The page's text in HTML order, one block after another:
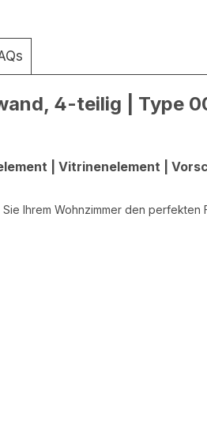
4-teilig | Type
| Vitrinenelement |
Ihrem Wohnzimmer den perfekten